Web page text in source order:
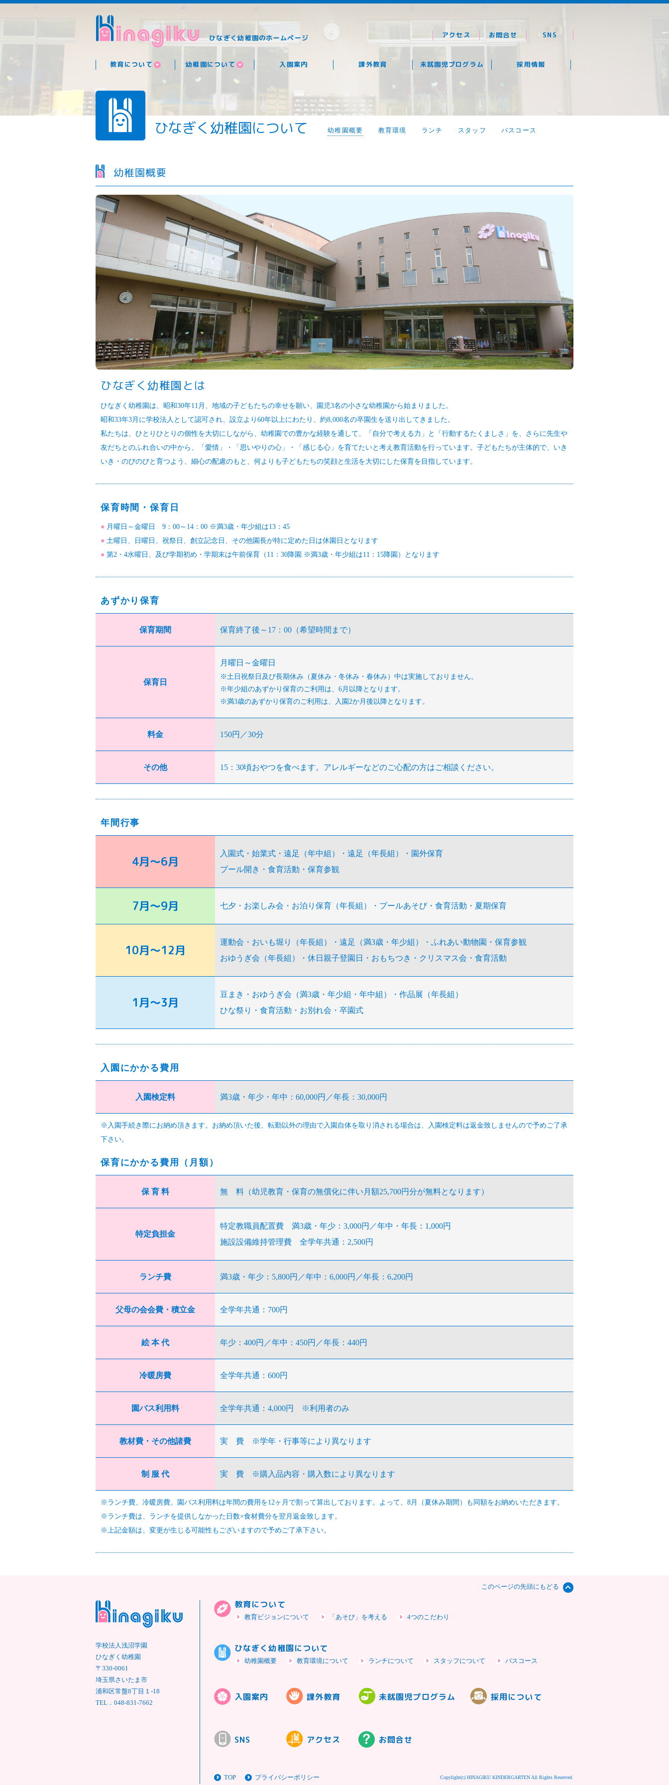
ひなぎく幼稚園のホームページ
教育について 幼稚園について 入園案内 課外教育 未就園児プログラム 採用情報
アクセス お問合せ SNS
ひなぎく幼稚園について 幼稚園概要 教育環境 ランチ スタッフ バスコース
幼稚園概要
ひなぎく幼稚園とは
ひなぎく幼稚園は、昭和30年11月、地域の子どもたちの幸せを願い、園児3名の小さな幼稚園から始まりました。
昭和33年3月に学校法人として認可され、設立より60年以上にわたり、約8,000名の卒園生を送り出してきました。
私たちは、ひとりひとりの個性を大切にしながら、幼稚園での豊かな経験を通して、「自分で考える力」と「行動するたくましさ」を、さらに先生や
友だちとのふれ合いの中から、「愛情」・「思いやりの心」・「感じる心」を育てたいと考え教育活動を行っています。子どもたちが主体的で、いき
いき・のびのびと育つよう、細心の配慮のもと、何よりも子どもたちの笑顔と生活を大切にした保育を目指しています。
保育時間・保育日
● 月曜日～金曜日 9：00～14：00 ※満3歳・年少組は13：45
● 土曜日、日曜日、祝祭日、創立記念日、その他園長が特に定めた日は休園日となります
● 第2・4水曜日、及び学期初め・学期末は午前保育（11：30降園 ※満3歳・年少組は11：15降園）となります
あずかり保育
保育期間 保育終了後～17：00（希望時間まで）
保育日
月曜日～金曜日
※土日祝祭日及び長期休み（夏休み・冬休み・春休み）中は実施しておりません。
※年少組のあずかり保育のご利用は、6月以降となります。
※満3歳のあずかり保育のご利用は、入園2か月後以降となります。
料金 150円／30分
その他 15：30頃おやつを食べます。アレルギーなどのご心配の方はご相談ください。
年間行事
4月～6月
入園式・始業式・遠足（年中組）・遠足（年長組）・園外保育
プール開き・食育活動・保育参観
7月～9月 七夕・お楽しみ会・お泊り保育（年長組）・プールあそび・食育活動・夏期保育
10月～12月
運動会・おいも堀り（年長組）・遠足（満3歳・年少組）・ふれあい動物園・保育参観
おゆうぎ会（年長組）・休日親子登園日・おもちつき・クリスマス会・食育活動
1月～3月
豆まき・おゆうぎ会（満3歳・年少組・年中組）・作品展（年長組）
ひな祭り・食育活動・お別れ会・卒園式
入園にかかる費用
入園検定料 満3歳・年少・年中：60,000円／年長：30,000円
※入園手続き際にお納め頂きます。お納め頂いた後、転勤以外の理由で入園自体を取り消される場合は、入園検定料は返金致しませんので予めご了承
下さい。
保育にかかる費用（月額）
保 育 料 無 料（幼児教育・保育の無償化に伴い月額25,700円分が無料となります）
特定負担金
特定教職員配置費 満3歳・年少：3,000円／年中・年長：1,000円
施設設備維持管理費 全学年共通：2,500円
ランチ費 満3歳・年少：5,800円／年中：6,000円／年長：6,200円
父母の会会費・積立金 全学年共通：700円
絵 本 代 年少：400円／年中：450円／年長：440円
冷暖房費 全学年共通：600円
園バス利用料 全学年共通：4,000円 ※利用者のみ
教材費・その他諸費 実 費 ※学年・行事等により異なります
制 服 代 実 費 ※購入品内容・購入数により異なります
※ランチ費、冷暖房費、園バス利用料は年間の費用を12ヶ月で割って算出しております。よって、8月（夏休み期間）も同額をお納めいただきます。
※ランチ費は、ランチを提供しなかった日数×食材費分を翌月返金致します。
※上記金額は、変更が生じる可能性もございますので予めご了承下さい。
このページの先頭にもどる
学校法人浅沼学園
ひなぎく幼稚園
〒330-0061
埼玉県さいたま市
浦和区常盤8丁目１-18
TEL． 048-831-7662
教育について
教育ビジョンについて 「あそび」を考える 4つのこだわり
ひなぎく幼稚園について
幼稚園概要 教育環境について ランチについて スタッフについて バスコース
入園案内 課外教育 未就園児プログラム 採用について
SNS アクセス お問合せ
TOP プライバシーポリシー Copylight(c) HINAGIKU KINDERGARTEN All Rights Reserved.